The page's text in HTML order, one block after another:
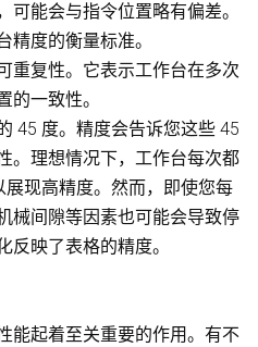
能会与指令位置略有偏差。
精度的衡量标准。
重复性。它表示工作台在多次
的一致性。
45 度。精度会告诉您这些 45
。理想情况下，工作台每次都
现高精度。然而，即使您每
械间隙等因素也可能会导致停
反映了表格的精度。
能起着至关重要的作用。有不